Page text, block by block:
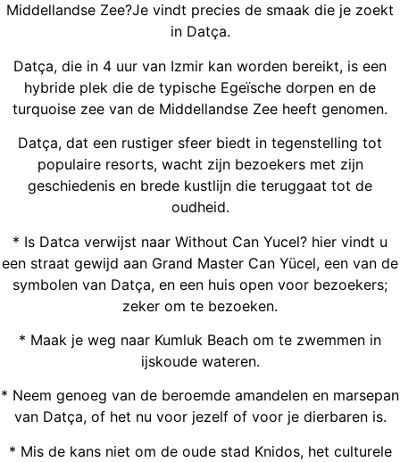
Middellandse Zee?Je vindt precies de smaak die je zoekt
in Datça.
Datça, die in 4 uur van Izmir kan worden bereikt, is een
hybride plek die de typische Egeïsche dorpen en de
turquoise zee van de Middellandse Zee heeft genomen.
Datça, dat een rustiger sfeer biedt in tegenstelling tot
populaire resorts, wacht zijn bezoekers met zijn
geschiedenis en brede kustlijn die teruggaat tot de
oudheid.
* Is Datca verwijst naar Without Can Yucel? hier vindt u
een straat gewijd aan Grand Master Can Yücel, een van de
symbolen van Datça, en een huis open voor bezoekers;
zeker om te bezoeken.
* Maak je weg naar Kumluk Beach om te zwemmen in
ijskoude wateren.
* Neem genoeg van de beroemde amandelen en marsepan
van Datça, of het nu voor jezelf of voor je dierbaren is.
* Mis de kans niet om de oude stad Knidos, het culturele